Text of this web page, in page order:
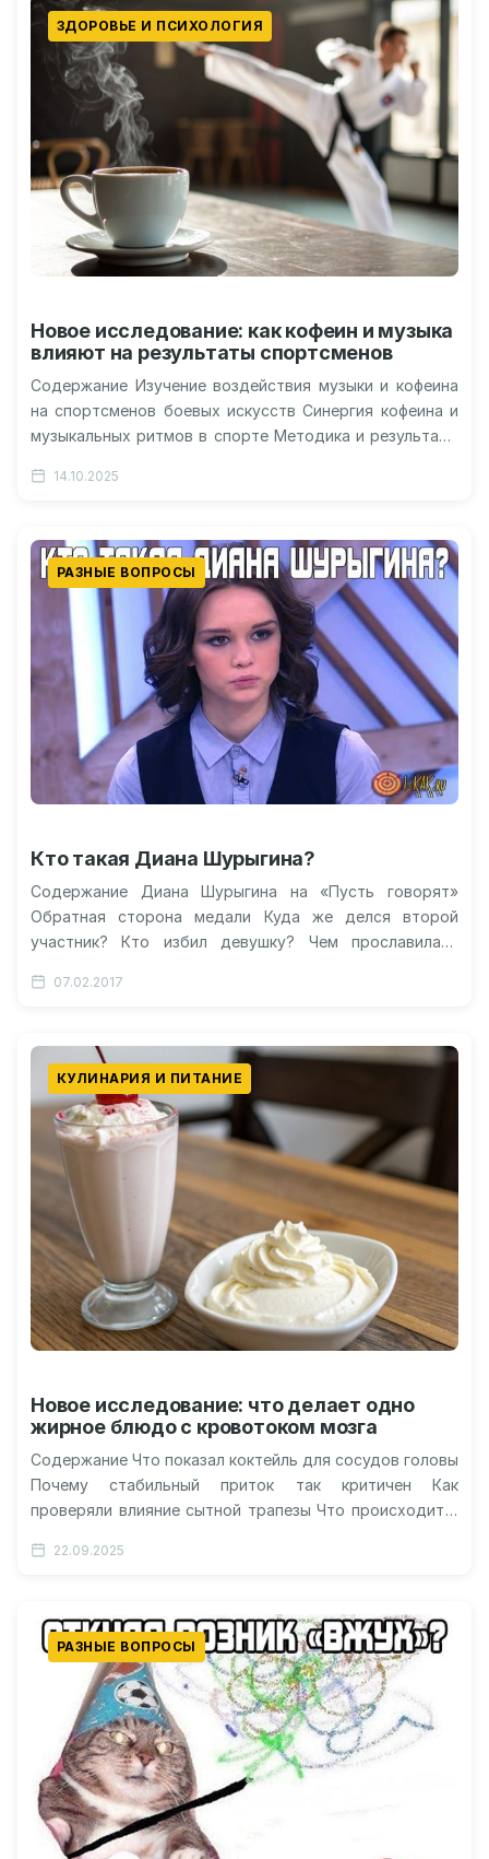
ЗДОРОВЬЕ И ПСИХОЛОГИЯ
Новое исследование: как кофеин и музыка
влияют на результаты спортсменов
Содержание Изучение воздействия музыки и кофеина
на спортсменов боевых искусств Синергия кофеина и
музыкальных ритмов в спорте Методика и результаты
14.10.2025
РАЗНЫЕ ВОПРОСЫ
Кто такая Диана Шурыгина?
Содержание Диана Шурыгина на «Пусть говорят»
Обратная сторона медали Куда же делся второй
участник? Кто избил девушку? Чем прославилась
07.02.2017
КУЛИНАРИЯ И ПИТАНИЕ
Новое исследование: что делает одно
жирное блюдо с кровотоком мозга
Содержание Что показал коктейль для сосудов головы
Почему стабильный приток так критичен Как
проверяли влияние сытной трапезы Что происходит в
22.09.2025
РАЗНЫЕ ВОПРОСЫ